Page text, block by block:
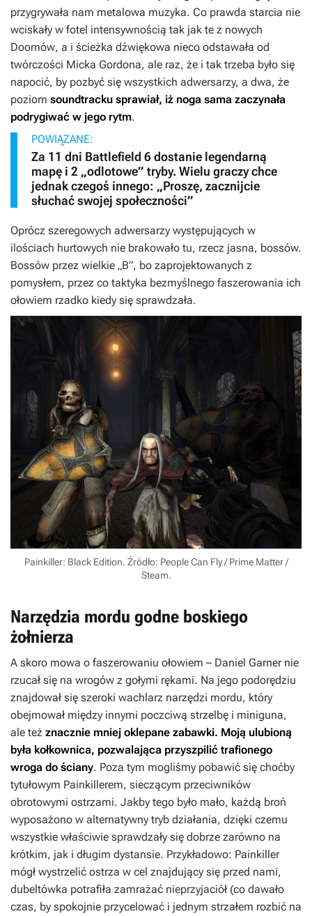
przygrywała nam metalowa muzyka. Co prawda starcia nie
wciskały w fotel intensywnością tak jak te z nowych
Doomów, a i ścieżka dźwiękowa nieco odstawała od
twórczości Micka Gordona, ale raz, że i tak trzeba było się
napocić, by pozbyć się wszystkich adwersarzy, a dwa, że
poziom soundtracku sprawiał, iż noga sama zaczynała
podrygiwać w jego rytm.
POWIĄZANE:
Za 11 dni Battlefield 6 dostanie legendarną
mapę i 2 „odlotowe” tryby. Wielu graczy chce
jednak czegoś innego: „Proszę, zacznijcie
słuchać swojej społeczności”
Oprócz szeregowych adwersarzy występujących w
ilościach hurtowych nie brakowało tu, rzecz jasna, bossów.
Bossów przez wielkie „B”, bo zaprojektowanych z
pomysłem, przez co taktyka bezmyślnego faszerowania ich
ołowiem rzadko kiedy się sprawdzała.
Painkiller: Black Edition. Źródło: People Can Fly / Prime Matter /
Steam.
Narzędzia mordu godne boskiego
żołnierza
A skoro mowa o faszerowaniu ołowiem – Daniel Garner nie
rzucał się na wrogów z gołymi rękami. Na jego podorędziu
znajdował się szeroki wachlarz narzędzi mordu, który
obejmował między innymi poczciwą strzelbę i miniguna,
ale też znacznie mniej oklepane zabawki. Moją ulubioną
była kołkownica, pozwalająca przyszpilić trafionego
wroga do ściany. Poza tym mogliśmy pobawić się choćby
tytułowym Painkillerem, sieczącym przeciwników
obrotowymi ostrzami. Jakby tego było mało, każdą broń
wyposażono w alternatywny tryb działania, dzięki czemu
wszystkie właściwie sprawdzały się dobrze zarówno na
krótkim, jak i długim dystansie. Przykładowo: Painkiller
mógł wystrzelić ostrza w cel znajdujący się przed nami,
dubeltówka potrafiła zamrażać nieprzyjaciół (co dawało
czas, by spokojnie przycelować i jednym strzałem rozbić na